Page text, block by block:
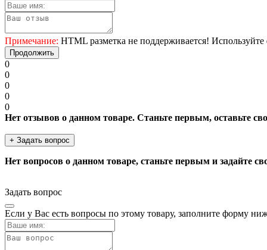
Примечание: HTML разметка не поддерживается!
Продолжить
0
0
0
0
0
Нет отзывов о данном товаре. Станьте первым, оставьте
+ Задать вопрос
Нет вопросов о данном товаре, станьте первым и задайте
Задать вопрос
Если у Вас есть вопросы по этому товару, заполните форму